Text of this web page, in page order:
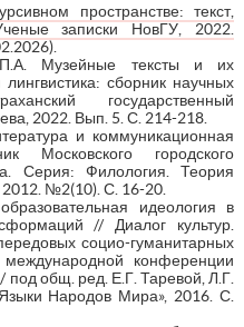
пространстве: текст,
записки НовГУ, 2022.
Музейные тексты и их
сборник научных
государственный
2022. Вып. 5. С. 214-218.
и коммуникационная
Московского городского
Серия: Филология. Теория
№2(10). С. 16-20.
идеология в
// Диалог культур.
социо-гуманитарных
конференции
под общ. ред. Е.Г. Таревой, Л.Г.
Народов Мира», 2016. С.